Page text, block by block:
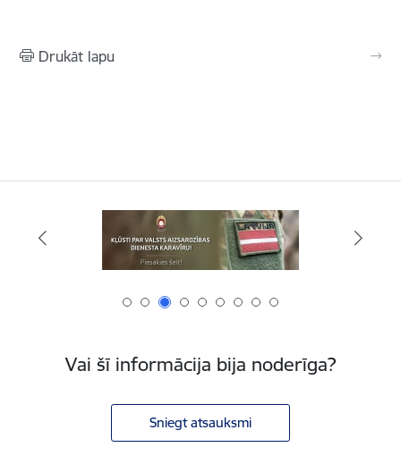
Drukāt lapu
Vai šī informācija bija noderīga?
Sniegt atsauksmi